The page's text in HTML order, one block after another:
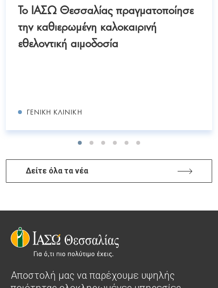
Το ΙΑΣΩ Θεσσαλίας πραγματοποίησε
την καθιερωμένη καλοκαιρινή
εθελοντική αιμοδοσία
ΓΕΝΙΚΉ ΚΛΙΝΙΚΉ
Δείτε όλα τα νέα
Αποστολή μας να παρέχουμε υψηλής